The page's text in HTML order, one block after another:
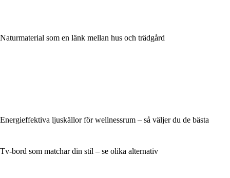
Naturmaterial som en länk mellan hus och trädgård
Energieffektiva ljuskällor för wellnessrum – så väljer du de bästa
Tv-bord som matchar din stil – se olika alternativ